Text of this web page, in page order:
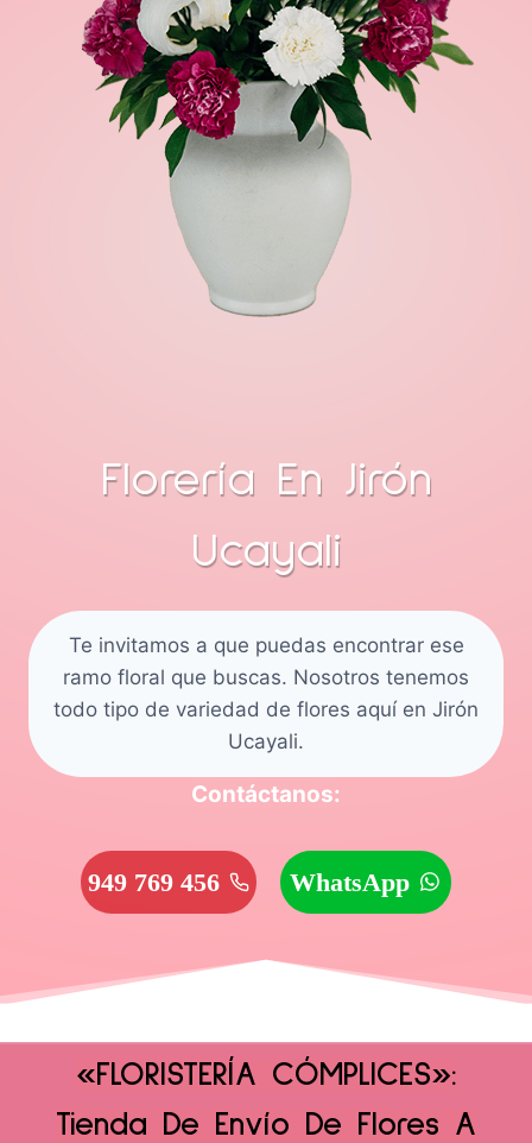
Florería En Jirón
Ucayali
Te invitamos a que puedas encontrar ese
ramo floral que buscas. Nosotros tenemos
todo tipo de variedad de flores aquí en Jirón
Ucayali.
Contáctanos:
949 769 456 WhatsApp
«FLORISTERÍA CÓMPLICES»:
Tienda De Envío De Flores A